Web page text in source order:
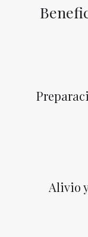
Alivio